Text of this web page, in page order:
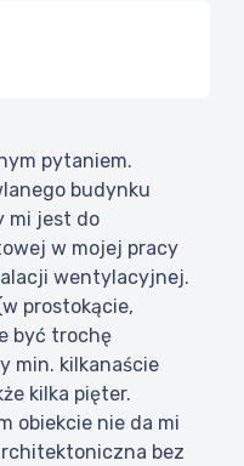
pytaniem.
budynku
mi jest do
w mojej pracy
wentylacyjnej.
prostokącie,
być trochę
min. kilkanaście
kilka pięter.
obiekcie nie da mi
bez